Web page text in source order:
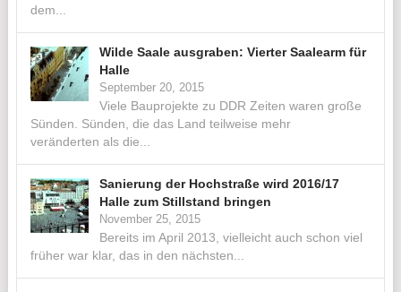
dem...
Wilde Saale ausgraben: Vierter Saalearm für
Halle
September 20, 2015
Viele Bauprojekte zu DDR Zeiten waren große
Sünden. Sünden, die das Land teilweise mehr
veränderten als die...
Sanierung der Hochstraße wird 2016/17
Halle zum Stillstand bringen
November 25, 2015
Bereits im April 2013, vielleicht auch schon viel
früher war klar, das in den nächsten...